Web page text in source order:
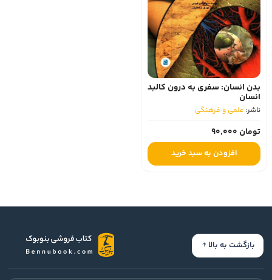
بدن انسان: سفری به درون کالبد
انسان
ناشر: علمی و فرهنگی
تومان 90,000
افزودن به سبد خرید
بازگشت به بالا